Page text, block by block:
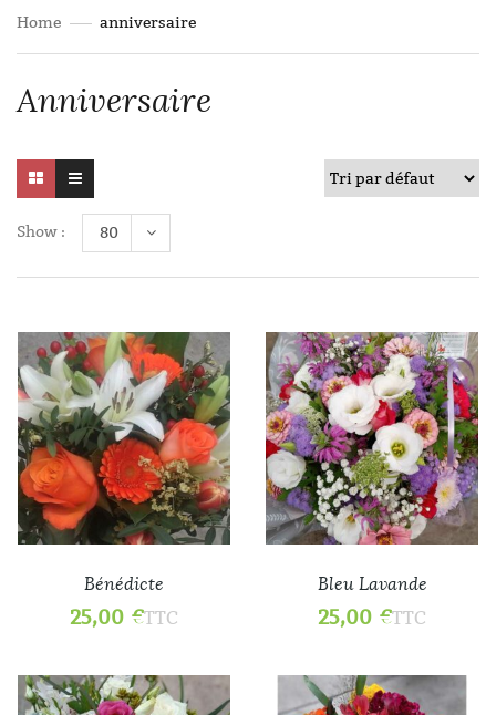
Home anniversaire
Anniversaire
Show : 80
Bénédicte
25,00 €TTC
Bleu Lavande
25,00 €TTC